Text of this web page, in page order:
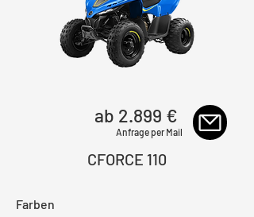
ab 2.899 €
Anfrage per Mail
CFORCE 110
Farben